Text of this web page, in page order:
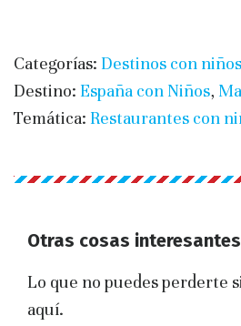
Categorías: Destinos con niños
Destino: España con Niños,
Temática: Restaurantes con
Otras cosas
Lo que no puedes perderte
aquí.